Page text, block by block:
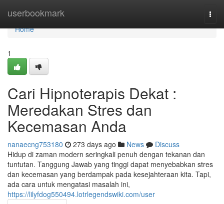
userbookmark
Home
Home
1
Cari Hipnoterapis Dekat :
Meredakan Stres dan
Kecemasan Anda
nanaecng753180 273 days ago News
Discuss
Hidup di zaman modern seringkali penuh dengan tekanan dan
tuntutan. Tanggung Jawab yang tinggi dapat menyebabkan stres
dan kecemasan yang berdampak pada kesejahteraan kita. Tapi,
ada cara untuk mengatasi masalah ini,
https://lilyfdog550494.lotrlegendswiki.com/user